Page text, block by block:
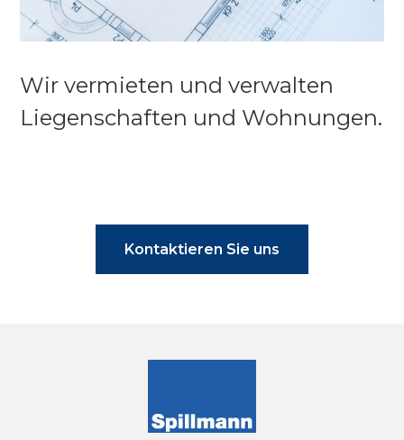
Wir vermieten und verwalten
Liegenschaften und Wohnungen.
Kontaktieren Sie uns